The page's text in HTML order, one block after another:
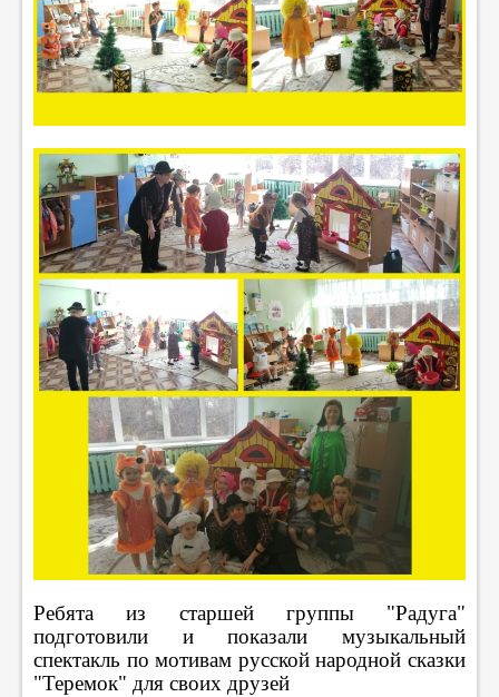
Ребята из старшей группы "Радуга"
подготовили и показали музыкальный
спектакль по мотивам русской народной сказки
"Теремок" для своих друзей